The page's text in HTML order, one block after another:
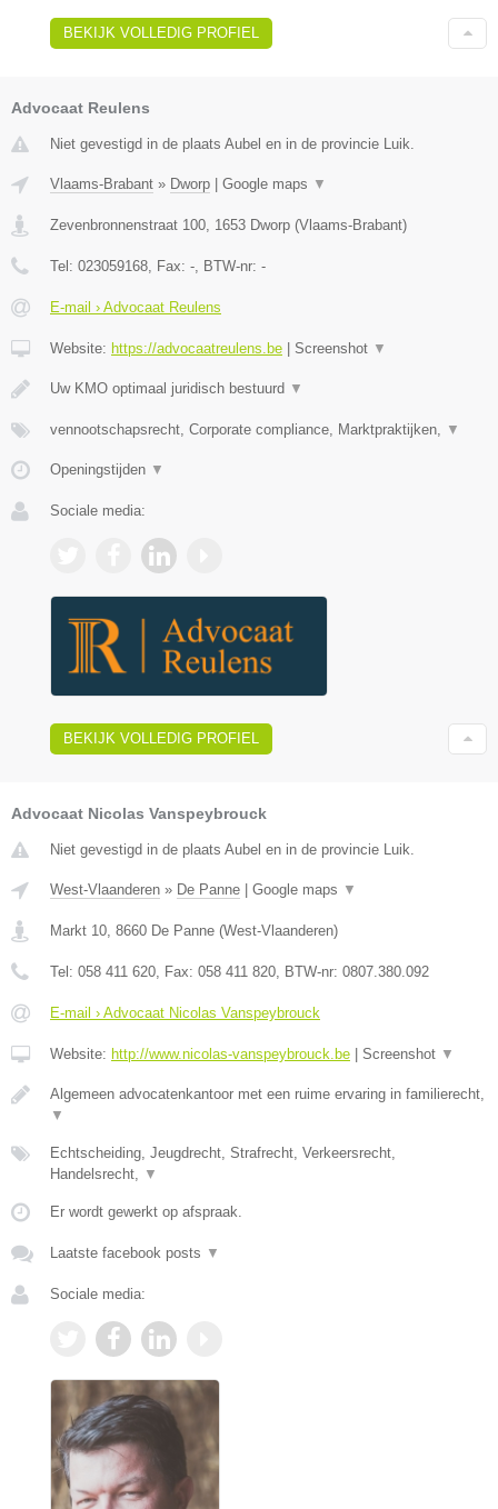
BEKIJK VOLLEDIG PROFIEL
Advocaat Reulens
Niet gevestigd in de plaats Aubel en in de provincie Luik.
Vlaams-Brabant » Dworp Google maps ▼
Zevenbronnenstraat 100 1653 Dworp (Vlaams-Brabant)
Tel: 023059168 , Fax: - , BTW-nr: -
E-mail › Advocaat Reulens
Website: https://advocaatreulens.be Screenshot ▼
Uw KMO optimaal juridisch bestuurd ▼
vennootschapsrecht, Corporate compliance, Marktpraktijken, ▼
Openingstijden ▼
Sociale media:
BEKIJK VOLLEDIG PROFIEL
Advocaat Nicolas Vanspeybrouck
Niet gevestigd in de plaats Aubel en in de provincie Luik.
West-Vlaanderen » De Panne Google maps ▼
Markt 10, 8660 De Panne (West-Vlaanderen)
Tel: 058 411 620, Fax: 058 411 820, BTW-nr: 0807.380.092
E-mail › Advocaat Nicolas Vanspeybrouck
Website: http://www.nicolas-vanspeybrouck.be Screenshot ▼
Algemeen advocatenkantoor met een ruime ervaring in familierecht,
▼
Echtscheiding, Jeugdrecht, Strafrecht, Verkeersrecht,
Handelsrecht, ▼
Er wordt gewerkt op afspraak.
Laatste facebook posts ▼
Sociale media: